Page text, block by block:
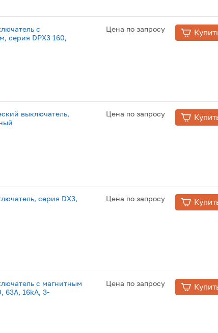
с
серия DPX3 160,
Цена по запросу
выключатель,
Цена по запросу
серия DX3,
Цена по запросу
с магнитным
63A, 16kA, 3-
Цена по запросу